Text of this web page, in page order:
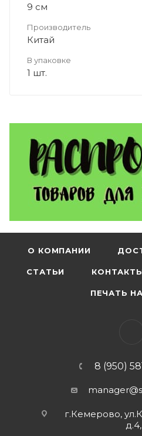
9 см
Производитель
Китай
В упаковке
1 шт.
О КОМПАНИИ
СТАТЬИ
ПЕЧАТЬ
8 (950)
г.Кемерово,
д.4,